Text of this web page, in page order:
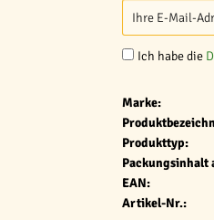
Ich habe die
Marke:
Produkttyp:
Packungsinhalt
EAN:
Artikel-Nr.: